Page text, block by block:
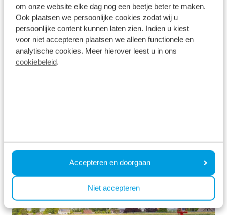
om onze website elke dag nog een beetje beter te maken.
Ook plaatsen we persoonlijke cookies zodat wij u
persoonlijke content kunnen laten zien. Indien u kiest
voor niet accepteren plaatsen we alleen functionele en
analytische cookies. Meer hierover leest u in ons
cookiebeleid.
Accepteren en doorgaan
Niet accepteren
Over het park
Parc de IJsselhoeve is een waterrijk vakantiepark
in Nieuwerkerk aan den IJssel. Het vakantiepark
grenst aan de rivier de IJssel en Park Hitland, een
prachtig natuurgebied met een landelijk en open
dan ook van een vast gegarandeerd
nettorendement bij aankoop voor volledige
Populaire locatie: beperkt aanbod
beschikbaar.